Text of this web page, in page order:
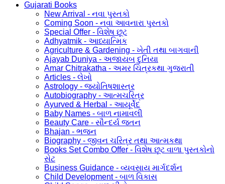
Gujarati Books
New Arrival - નવા પુસ્તકો
Coming Soon - નવા આવનારા પુસ્તકો
Special Offer - વિશેષ છૂટ
Adhyatmik - આધ્યાત્મિક
Agriculture & Gardening - ખેતી તથા બાગવાની
Ajayab Duniya - અજાયબ દુનિયા
Amar Chitrakatha - અમર ચિત્રકથા ગુજરાતી
Articles - લેખો
Astrology - જ્યોતિષશાસ્ત્ર
Autobiography - આત્મચરિત્ર
Ayurved & Herbal - આયૂર્વેદ
Baby Names - બાળ નામાવલી
Beauty Care - સૌન્દર્ય જતન
Bhajan - ભજન
Biography - જીવન ચરિત્ર તથા આત્મકથા
Books Set Combo Offer - વિશેષ છૂટ વાળા પુસ્તકોનો
સેટ
Business Guidance - વ્યવસાય માર્ગદર્શન
Child Development - બાળ વિકાસ